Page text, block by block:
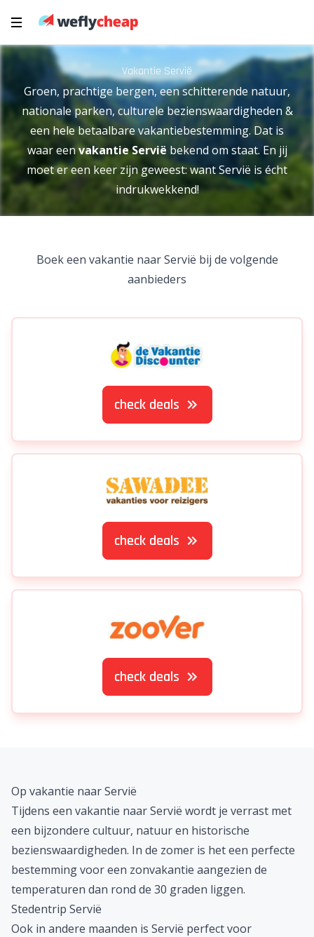
Vakantie Servië
Groen, prachtige bergen, een schitterende natuur,
nationale parken, culturele bezienswaardigheden &
een hele betaalbare vakantiebestemming. Dat is
waar eenvakantie Servië bekend om staat. En jij
moet er een keer zijn geweest: want Servië is écht
indrukwekkend!
Boek een vakantie naar Servië bij de volgende
aanbieders
check deals
check deals
check deals
Op vakantie naar Servië
Tijdens een vakantie naar Servië wordt je verrast met
een bijzondere cultuur, natuur en historische
bezienswaardigheden. In de zomer is het een perfecte
bestemming voor een zonvakantie aangezien de
temperaturen dan rond de 30 graden liggen.
Stedentrip Servië
Ook in andere maanden is Servië perfect voor